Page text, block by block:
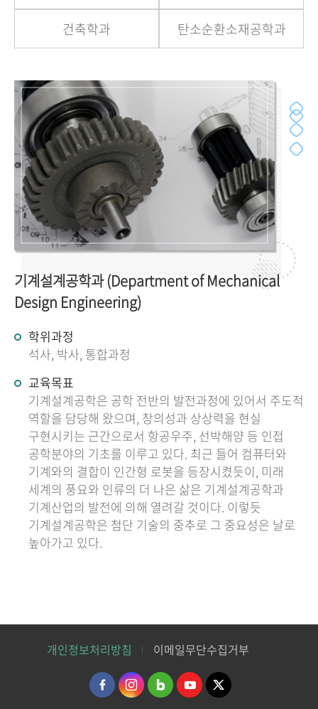
건축학과 탄소순환소재공학과
기계설계공학과 (Department of Mechanical
Design Engineering)
학위과정
석사, 박사, 통합과정
교육목표
기계설계공학은 공학 전반의 발전과정에 있어서 주도적
역할을 담당해 왔으며, 창의성과 상상력을 현실
구현시키는 근간으로서 항공우주, 선박해양 등 인접
공학분야의 기초를 이루고 있다. 최근 들어 컴퓨터와
기계와의 결합이 인간형 로봇을 등장시켰듯이, 미래
세계의 풍요와 인류의 더 나은 삶은 기계설계공학과
기계산업의 발전에 의해 열려갈 것이다. 이렇듯
기계설계공학은 첨단 기술의 중추로 그 중요성은 날로
높아가고 있다.
개인정보처리방침 이메일무단수집거부